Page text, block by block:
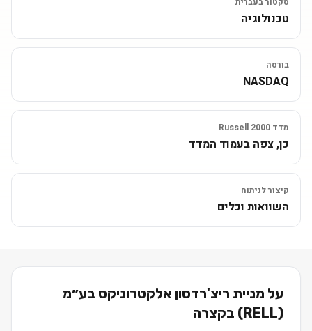
טכנולוגיה
בורסה
NASDAQ
מדד Russell 2000
כן, צפה בעמוד המדד
קיצור לניתוח
השוואות וכלים
על מניית ריצ'רדסון אלקטרוניקס בע״מ
(
RELL) בקצרה